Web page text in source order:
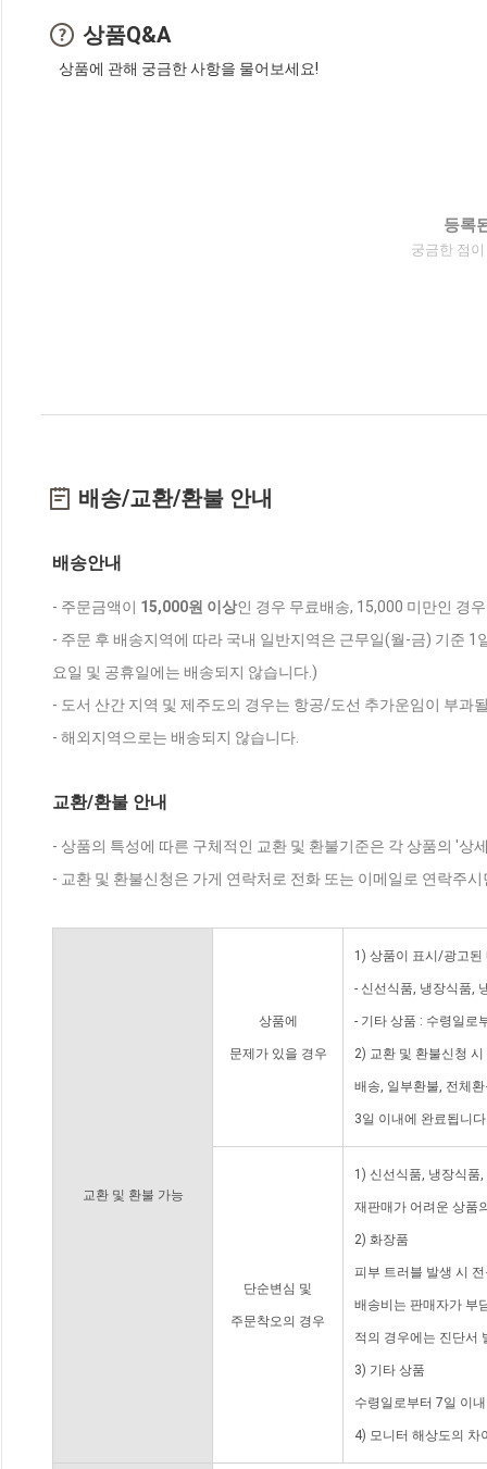
상품Q&A
상품에 관해 궁금한 사항을 물어보세요!
등록
궁금한 점
배송/교환/환불 안내
배송안내
- 주문금액이 15,000원 이상인 경우 무료배송, 15,000 미만인 경
- 주문 후 배송지역에 따라 국내 일반지역은 근무일(월-금) 기준
요일 및 공휴일에는 배송되지 않습니다.)
- 도서 산간 지역 및 제주도의 경우는 항공/도선 추가운임이 부과
- 해외지역으로는 배송되지 않습니다.
교환/환불 안내
- 상품의 특성에 따른 구체적인 교환 및 환불기준은 각 상품의 '상
- 교환 및 환불신청은 가게 연락처로 전화 또는 이메일로 연락주
교환 및 환불 가능
상품에
문제가 있을 경우
1) 상품이 표시/광고된
- 신선식품, 냉장식품,
- 기타 상품 : 수령일로
2) 교환 및 환불신청
배송, 일부환불, 전체
3일 이내에 완료됩니
단순변심 및
주문착오의 경우
1) 신선식품, 냉장식품
재판매가 어려운 상품
2) 화장품
피부 트러블 발생 시
배송비는 판매자가 부
적의 경우에는 진단서
3) 기타 상품
수령일로부터 7일 이
4) 모니터 해상도의 차